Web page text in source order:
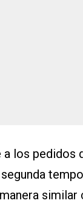
a los pedidos
similar